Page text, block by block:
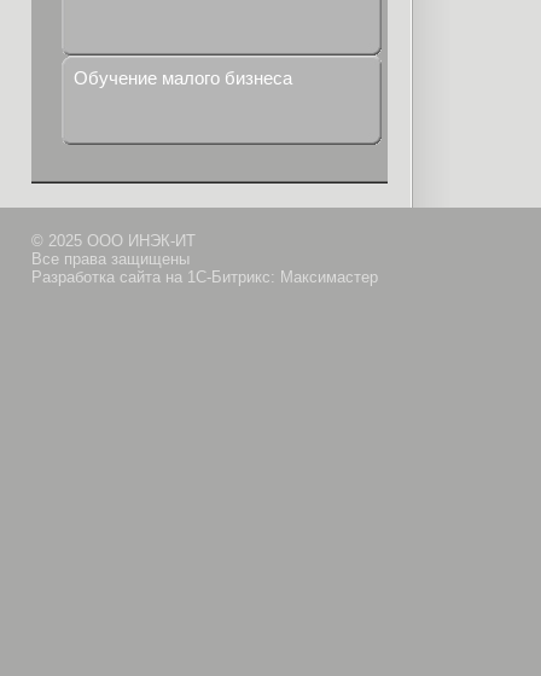
Обучение малого бизнеса
© 2025 ООО ИНЭК-ИТ
Все права защищены
Разработка сайта на 1С-Битрикс: Максимастер